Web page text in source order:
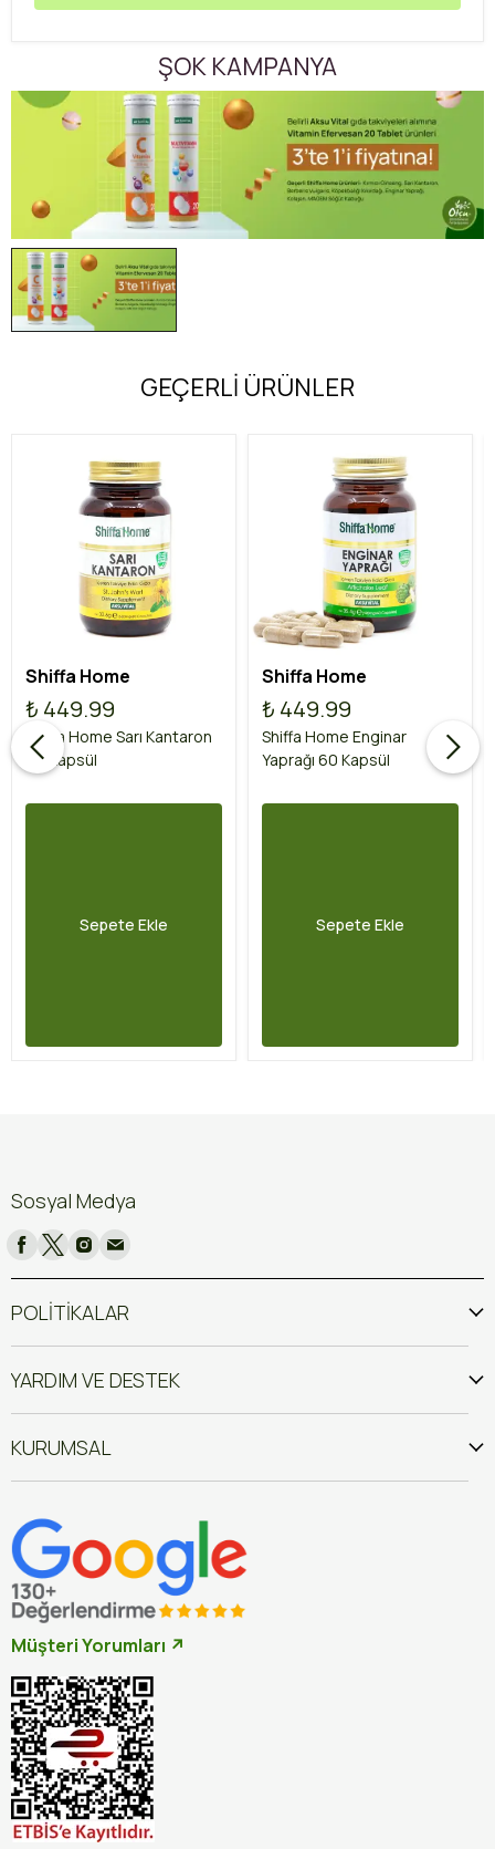
ŞOK KAMPANYA
GEÇERLİ ÜRÜNLER
Shiffa Home
₺ 449.99
Shiffa Home Sarı Kantaron
60 Kapsül
Sepete Ekle
Shiffa Home
₺ 449.99
Shiffa Home Enginar
Yaprağı 60 Kapsül
Sepete Ekle
Sosyal Medya
POLİTİKALAR
YARDIM VE DESTEK
KURUMSAL
Müşteri Yorumları ↗